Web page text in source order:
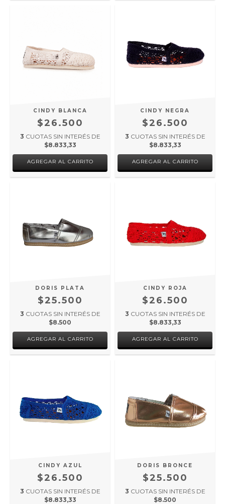
CINDY BLANCA
$26.500
3 CUOTAS SIN INTERÉS DE
$8.833,33
AGREGAR AL CARRITO
CINDY NEGRA
$26.500
3 CUOTAS SIN INTERÉS DE
$8.833,33
AGREGAR AL CARRITO
DORIS PLATA
$25.500
3 CUOTAS SIN INTERÉS DE
$8.500
AGREGAR AL CARRITO
CINDY ROJA
$26.500
3 CUOTAS SIN INTERÉS DE
$8.833,33
AGREGAR AL CARRITO
CINDY AZUL
$26.500
3 CUOTAS SIN INTERÉS DE
$8.833,33
DORIS BRONCE
$25.500
3 CUOTAS SIN INTERÉS DE
$8.500